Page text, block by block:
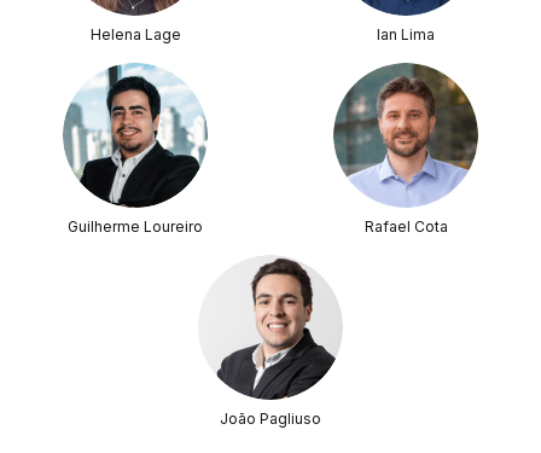
Helena Lage Ian Lima
Guilherme Loureiro Rafael Cota
João Pagliuso